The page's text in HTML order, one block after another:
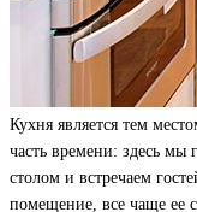
Кухня является тем
часть времени: здесь мы
столом и встречаем
помещение, все чаще ее